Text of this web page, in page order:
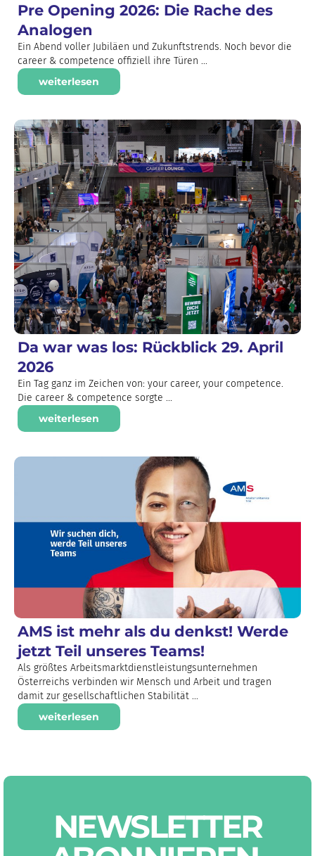
Pre Opening 2026: Die Rache des
Analogen
Ein Abend voller Jubiläen und Zukunftstrends. Noch bevor die
career & competence offiziell ihre Türen ...
weiterlesen
Da war was los: Rückblick 29. April
2026
Ein Tag ganz im Zeichen von: your career, your competence.
Die career & competence sorgte ...
weiterlesen
AMS ist mehr als du denkst! Werde
jetzt Teil unseres Teams!
Als größtes Arbeitsmarktdienstleistungsunternehmen
Österreichs verbinden wir Mensch und Arbeit und tragen
damit zur gesellschaftlichen Stabilität ...
weiterlesen
NEWS­LETTER